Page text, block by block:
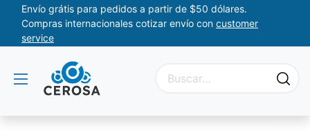
Envío grátis para pedidos a partir de $50 dólares.
Compras internacionales cotizar envío con customer
service